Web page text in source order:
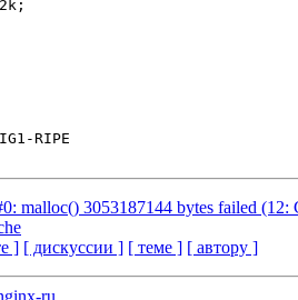
RIPE
malloc() 3053187144 bytes failed (12:
] [ дискуссии ] [ теме ] [ автору ]